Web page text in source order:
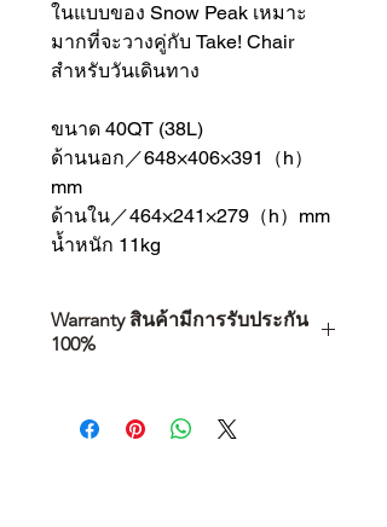
ในแบบของ Snow Peak เหมาะ
มากที่จะวางคู่กับ Take! Chair
สำหรับวันเดินทาง
ขนาด 40QT (38L)
ด้านนอก／648×406×391（h）
mm
ด้านใน／464×241×279（h）mm
น้ำหนัก 11kg
Warranty สินค้ามีการรับประกัน
100%
คุณตัดสินใจซื้อ แต่รวมไปถึง
“ประสบการณ์หลังการใช้งาน” ใน